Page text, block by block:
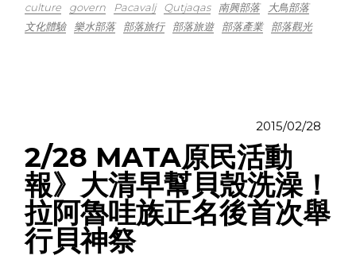
culture govern Pacavalj Qutjaqas 南興部落
大鳥部落
文化體驗
樂水部落 部落旅行 部落旅遊 部落產業 部落觀光
2015/02/28
2/28 MATA原民活動
報》大清早幫貝殼洗澡！
拉阿魯哇族正名後首次舉
行貝神祭